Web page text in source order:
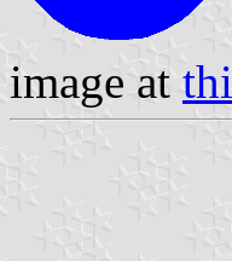
image at